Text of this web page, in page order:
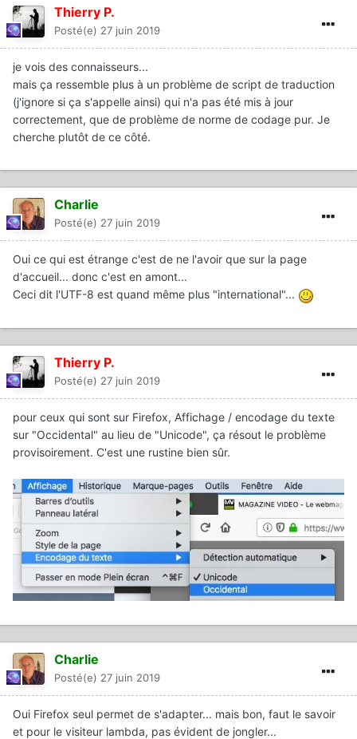
Thierry P.
Posté(e) 27 juin 2019
je vois des connaisseurs...
mais ça ressemble plus à un problème de script de traduction
(j'ignore si ça s'appelle ainsi) qui n'a pas été mis à jour
correctement, que de problème de norme de codage pur. Je
cherche plutôt de ce côté.
Charlie
Posté(e) 27 juin 2019
Oui ce qui est étrange c'est de ne l'avoir que sur la page
d'accueil... donc c'est en amont...
Ceci dit l'UTF-8 est quand même plus "international"...
Thierry P.
Posté(e) 27 juin 2019
pour ceux qui sont sur Firefox, Affichage / encodage du texte
sur "Occidental" au lieu de "Unicode", ça résout le problème
provisoirement. C'est une rustine bien sûr.
Charlie
Posté(e) 27 juin 2019
Oui Firefox seul permet de s'adapter... mais bon, faut le savoir
et pour le visiteur lambda, pas évident de jongler...